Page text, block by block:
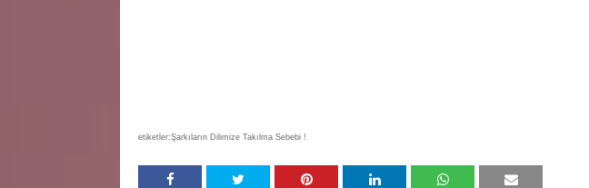
etiketler:Şarkıların Dilimize Takılma Sebebi !